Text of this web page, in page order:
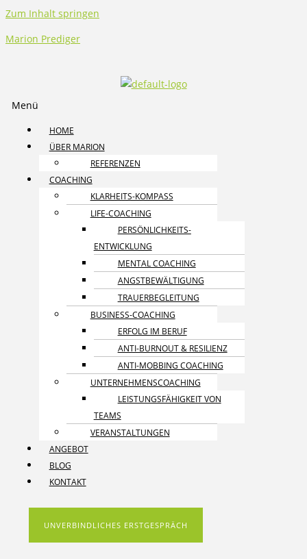
Zum Inhalt springen
Marion Prediger
Menü
HOME
ÜBER MARION
REFERENZEN
COACHING
KLARHEITS-KOMPASS
LIFE-COACHING
PERSÖNLICHKEITS­
ENTWICKLUNG
MENTAL COACHING
ANGST­BEWÄLTIGUNG
TRAUER­BEGLEITUNG
BUSINESS-COACHING
ERFOLG IM BERUF
ANTI-BURNOUT & RESILIENZ
ANTI-MOBBING COACHING
UNTERNEHMENS­COACHING
LEISTUNGSFÄHIGKEIT VON
TEAMS
VERANSTALTUNGEN
ANGEBOT
BLOG
KONTAKT
UNVERBINDLICHES ERSTGESPRÄCH